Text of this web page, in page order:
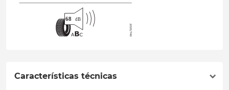
Características técnicas